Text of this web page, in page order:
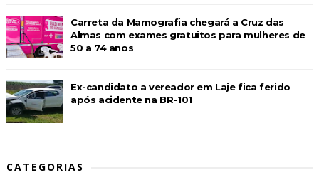
Carreta da Mamografia chegará a Cruz das
Almas com exames gratuitos para mulheres de
50 a 74 anos
Ex-candidato a vereador em Laje fica ferido
após acidente na BR-101
CATEGORIAS